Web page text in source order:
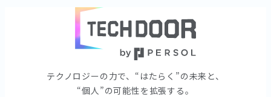
テクノロジーの⼒で、“はたらく”の未来と、
“個⼈”の可能性を拡張する。